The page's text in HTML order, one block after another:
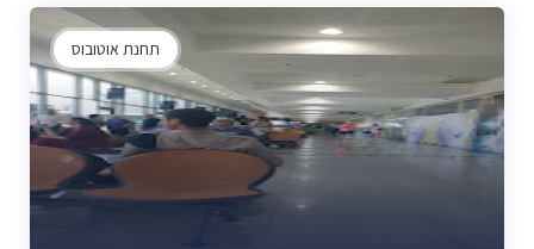
תחנת אוטובוס